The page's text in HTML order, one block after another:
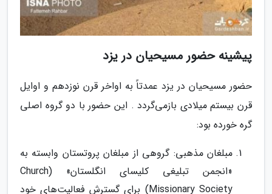
پیشینه حضور مسیحیان در یزد
حضور مسیحیان در یزد عمدتاً به اواخر قرن نوزدهم و اوایل
قرن بیستم میلادی بازمی‌گردد . این حضور با دو گروه اصلی
گره خورده بود:
مبلغان مذهبی: گروهی از مبلغان پروتستان وابسته به
«انجمن تبلیغی کلیسای انگلستان» (Church
Missionary Society) برای گسترش فعالیت‌های خود